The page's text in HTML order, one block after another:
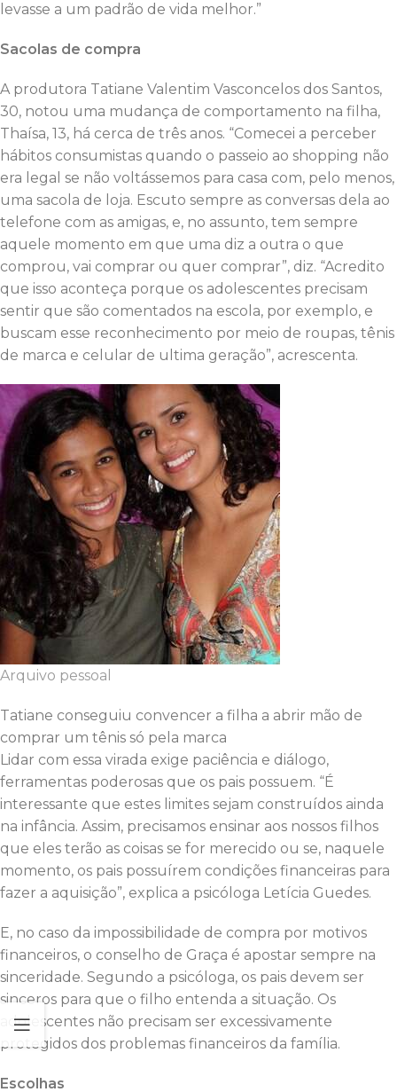
levasse a um padrão de vida melhor.”
Sacolas de compra
A produtora Tatiane Valentim Vasconcelos dos Santos,
30, notou uma mudança de comportamento na filha,
Thaísa, 13, há cerca de três anos. “Comecei a perceber
hábitos consumistas quando o passeio ao shopping não
era legal se não voltássemos para casa com, pelo menos,
uma sacola de loja. Escuto sempre as conversas dela ao
telefone com as amigas, e, no assunto, tem sempre
aquele momento em que uma diz a outra o que
comprou, vai comprar ou quer comprar”, diz. “Acredito
que isso aconteça porque os adolescentes precisam
sentir que são comentados na escola, por exemplo, e
buscam esse reconhecimento por meio de roupas, tênis
de marca e celular de ultima geração”, acrescenta.
Arquivo pessoal
Tatiane conseguiu convencer a filha a abrir mão de
comprar um tênis só pela marca
Lidar com essa virada exige paciência e diálogo,
ferramentas poderosas que os pais possuem. “É
interessante que estes limites sejam construídos ainda
na infância. Assim, precisamos ensinar aos nossos filhos
que eles terão as coisas se for merecido ou se, naquele
momento, os pais possuírem condições financeiras para
fazer a aquisição”, explica a psicóloga Letícia Guedes.
E, no caso da impossibilidade de compra por motivos
financeiros, o conselho de Graça é apostar sempre na
sinceridade. Segundo a psicóloga, os pais devem ser
sinceros para que o filho entenda a situação. Os
adolescentes não precisam ser excessivamente
protegidos dos problemas financeiros da família.
Escolhas